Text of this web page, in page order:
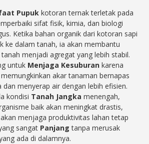
Pupuk kotoran ternak terletak pada
sifat fisik, kimia, dan biologi
Ketika bahan organik dari kotoran sapi
ke dalam tanah, ia akan membantu
menjadi agregat yang lebih stabil.
untuk Menjaga Kesuburan karena
akar tanaman bernapas
dan menyerap air dengan lebih efisien.
kondisi Tanah Jangka menengah,
baik akan meningkat drastis,
menjaga produktivitas lahan tetap
sangat Panjang tanpa merusak
ada di dalamnya.